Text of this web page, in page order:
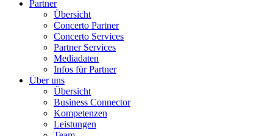
Partner
Übersicht
Concerto Partner
Concerto Services
Partner Services
Mediadaten
Infos für Partner
Über uns
Übersicht
Business Connector
Kompetenzen
Leistungen